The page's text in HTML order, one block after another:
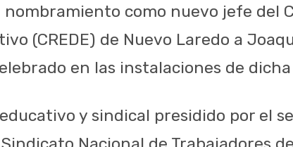
como nuevo jefe del
(CREDE) de Nuevo Laredo a
en las instalaciones de
y sindical presidido por el